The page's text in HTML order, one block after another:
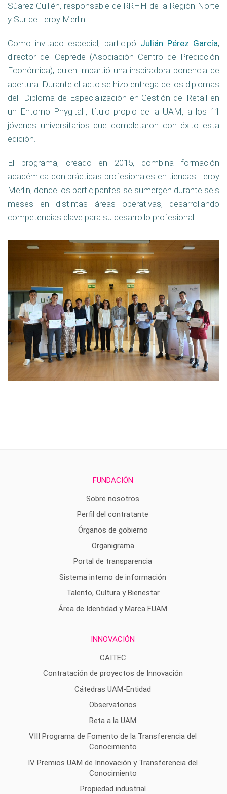
Súarez Guillén, responsable de RRHH de la Región Norte
y Sur de Leroy Merlin.
Como invitado especial, participó Julián Pérez García,
director del Ceprede (Asociación Centro de Predicción
Económica), quien impartió una inspiradora ponencia de
apertura. Durante el acto se hizo entrega de los diplomas
del "Diploma de Especialización en Gestión del Retail en
un Entorno Phygital", título propio de la UAM, a los 11
jóvenes universitarios que completaron con éxito esta
edición.
El programa, creado en 2015, combina formación
académica con prácticas profesionales en tiendas Leroy
Merlin, donde los participantes se sumergen durante seis
meses en distintas áreas operativas, desarrollando
competencias clave para su desarrollo profesional.
FUNDACIÓN
Sobre nosotros
Perfil del contratante
Órganos de gobierno
Organigrama
Portal de transparencia
Sistema interno de información
Talento, Cultura y Bienestar
Área de Identidad y Marca FUAM
INNOVACIÓN
CAITEC
Contratación de proyectos de Innovación
Cátedras UAM-Entidad
Observatorios
Reta a la UAM
VIII Programa de Fomento de la Transferencia del
Conocimiento
IV Premios UAM de Innovación y Transferencia del
Conocimiento
Propiedad industrial